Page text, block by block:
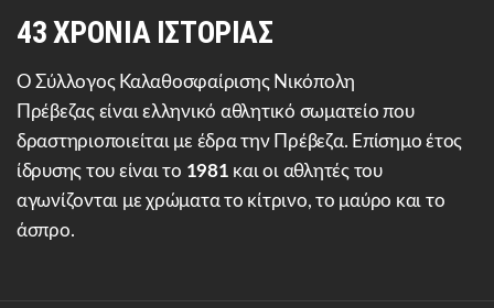
43 ΧΡΟΝΙΑ ΙΣΤΟΡΙΑΣ
Ο Σύλλογος Καλαθοσφαίρισης Νικόπολη
Πρέβεζας είναι ελληνικό αθλητικό σωματείο που
δραστηριοποιείται με έδρα την Πρέβεζα. Επίσημο έτος
ίδρυσης του είναι το 1981 και οι αθλητές του
αγωνίζονται με χρώματα το κίτρινο, το μαύρο και το
άσπρο.